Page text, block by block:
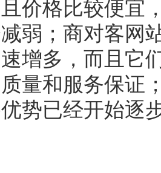
价格比较便宜
弱；商对客网
增多，而且它
量和服务保证
势已经开始逐